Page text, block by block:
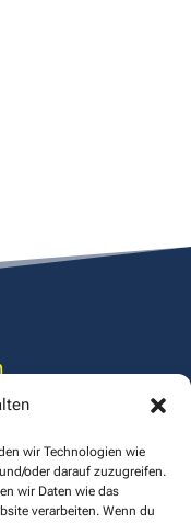
wir Technologien wie
oder darauf zuzugreifen.
wir Daten wie das
verarbeiten. Wenn du